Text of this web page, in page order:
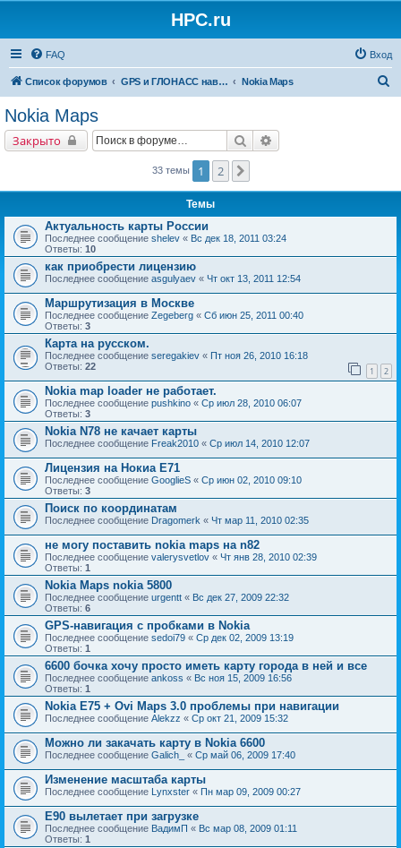
HPC.ru
FAQ Вход
Список форумов GPS и ГЛОНАСС навигация и оборудование для навигации Nokia Maps
Nokia Maps
Закрыто Поиск
33 темы 1 2
Темы
Актуальность карты России
Последнее сообщение shelev « Вс дек 18, 2011 03:24
Ответы: 10
как приобрести лицензию
Последнее сообщение asgulyaev « Чт окт 13, 2011 12:54
Маршрутизация в Москве
Последнее сообщение Zegeberg « Сб июн 25, 2011 00:40
Ответы: 3
Карта на русском.
Последнее сообщение seregakiev « Пт ноя 26, 2010 16:18
Ответы: 22 1 2
Nokia map loader не работает.
Последнее сообщение pushkino « Ср июл 28, 2010 06:07
Ответы: 3
Nokia N78 не качает карты
Последнее сообщение Freak2010 « Ср июл 14, 2010 12:07
Лицензия на Нокиа Е71
Последнее сообщение GooglieS « Ср июн 02, 2010 09:10
Ответы: 3
Поиск по координатам
Последнее сообщение Dragomerk « Чт мар 11, 2010 02:35
не могу поставить nokia maps на n82
Последнее сообщение valerysvetlov « Чт янв 28, 2010 02:39
Ответы: 1
Nokia Maps nokia 5800
Последнее сообщение urgentt « Вс дек 27, 2009 22:32
Ответы: 6
GPS-навигация с пробками в Nokia
Последнее сообщение sedoi79 « Ср дек 02, 2009 13:19
Ответы: 1
6600 бочка хочу просто иметь карту города в ней и все
Последнее сообщение ankoss « Вс ноя 15, 2009 16:56
Ответы: 1
Nokia E75 + Ovi Maps 3.0 проблемы при навигации
Последнее сообщение Alekzz « Ср окт 21, 2009 15:32
Можно ли закачать карту в Nokia 6600
Последнее сообщение Galich_ « Ср май 06, 2009 17:40
Изменение масштаба карты
Последнее сообщение Lynxster « Пн мар 09, 2009 00:27
Е90 вылетает при загрузке
Последнее сообщение ВадимП « Вс мар 08, 2009 01:11
Ответы: 1